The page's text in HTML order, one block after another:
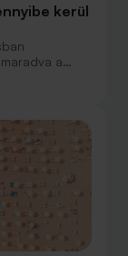
kerül
a